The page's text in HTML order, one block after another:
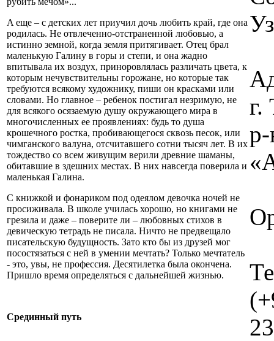
A eще – с детских лет приучил дочь любить край, где она
родилась. Не отвлеченно-отстраненной любовью, а
истинно земной, когда земля притягивает. Отец брал
маленькую Галину в горы и степи, и она жадно
впитывала их воздух, приноровлялась различать цвета, к
которым нечувствительны горожане, но которые так
требуются всякому художнику, пиши он красками или
словами. Но главное – ребенок постигал незримую, не
для всякого осязаемую душу окружающего мира в
многочисленных ее проявлениях: будь то душа
крошечного ростка, пробивающегося сквозь песок, или
чимганского валуна, отсчитавшего сотни тысяч лет. В их
тождество со всем живущим верили древние шаманы,
обитавшие в здешних местах. В них навсегда поверила и
маленькая Галина.
С книжкой и фонариком под одеялом девочка ночей не
просиживала. В школе училась хорошо, но книгами не
грезила и даже – поверите ли – любовных стихов в
девическую тетрадь не писала. Ничто не предвещало
писательскую будущность. Зато кто бы из друзей мог
посостязаться с ней в умении мечтать? Только мечтатель
- это, увы, не профессия. Десятилетка была окончена.
Пришло время определяться с дальнейшей жизнью.
Срединный путь